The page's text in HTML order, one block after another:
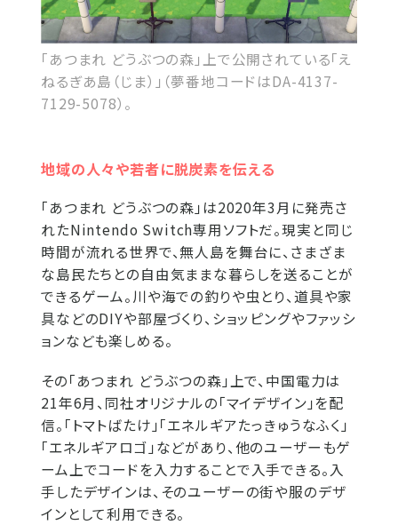
「あつまれ どうぶつの森」上で公開されている「え
ねるぎあ島（じま）」（夢番地コードはDA-4137-
7129-5078）。
地域の人々や若者に脱炭素を伝える
「あつまれ どうぶつの森」は2020年3月に発売さ
れたNintendo Switch専用ソフトだ。現実と同じ
時間が流れる世界で、無人島を舞台に、さまざま
な島民たちとの自由気ままな暮らしを送ることが
できるゲーム。川や海での釣りや虫とり、道具や家
具などのDIYや部屋づくり、ショッピングやファッシ
ョンなども楽しめる。
その「あつまれ どうぶつの森」上で、中国電力は
21年6月、同社オリジナルの「マイデザイン」を配
信。「トマトばたけ」「エネルギアたっきゅうなふく」
「エネルギアロゴ」などがあり、他のユーザーもゲ
ーム上でコードを入力することで入手できる。入
手したデザインは、そのユーザーの街や服のデザ
インとして利用できる。